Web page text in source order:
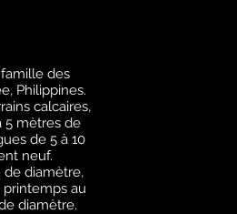
des
Philippines.
calcaires,
5 mètres de
de 5 à 10
neuf.
de diamètre,
au
diamètre.